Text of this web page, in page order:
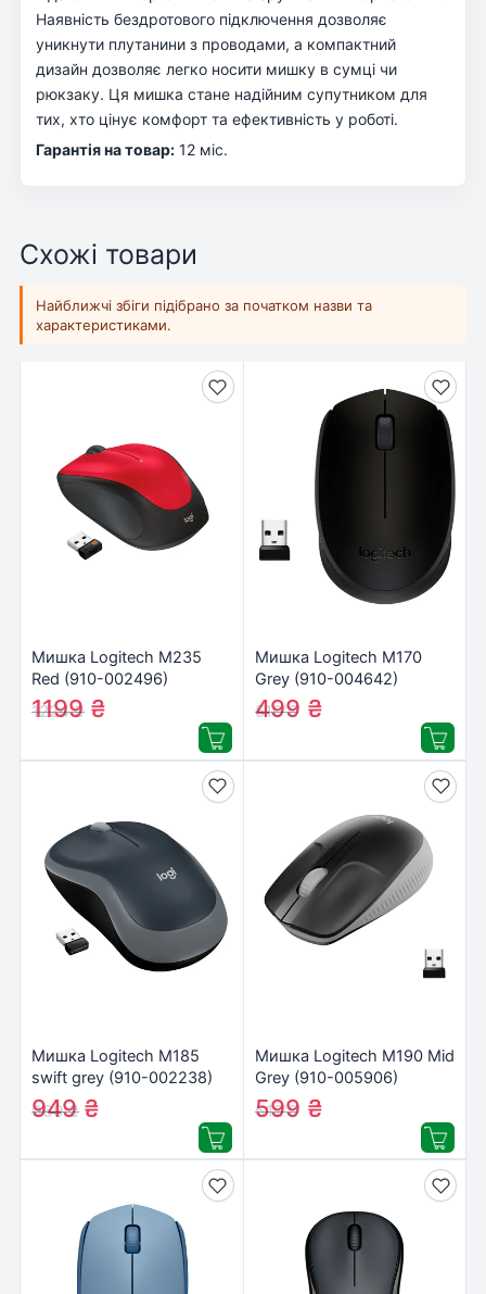
Наявність бездротового підключення дозволяє
уникнути плутанини з проводами, а компактний
дизайн дозволяє легко носити мишку в сумці чи
рюкзаку. Ця мишка стане надійним супутником для
тих, хто цінує комфорт та ефективність у роботі.
Гарантія на товар: 12 міс.
Схожі товари
Найближчі збіги підібрано за початком назви та
характеристиками.
Мишка Logitech M235
Red (910-002496)
1224₴
1199 ₴
Мишка Logitech M170
Grey (910-004642)
510₴
499 ₴
Мишка Logitech M185
swift grey (910-002238)
969₴
949₴
Мишка Logitech M190 Mid
Grey (910-005906)
612₴
599 ₴